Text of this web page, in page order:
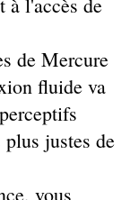
de Mercure
fluide va
justes de
vous